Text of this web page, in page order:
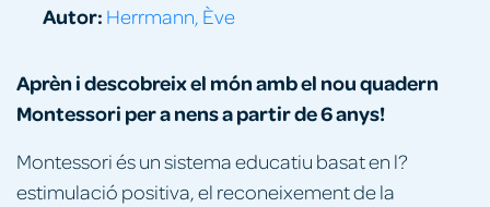
Aprèn i descobreix el món amb el nou quadern
Montessori per a nens a partir de 6 anys!
Montessori és un sistema educatiu basat en l?
estimulació positiva, el reconeixement de la
Autor: Herrmann, Ève